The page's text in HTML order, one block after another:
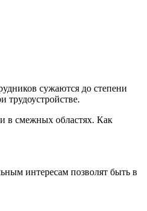
сужаются до степени
трудоустройстве.
в смежных областях. Как
интересам позволят быть в